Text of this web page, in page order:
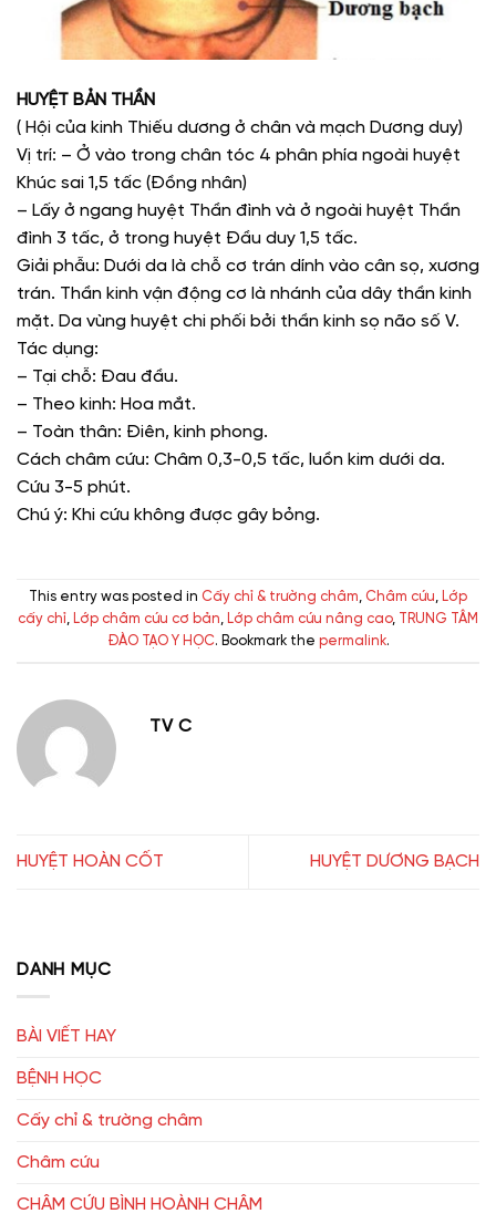
HUYỆT BẢN THẦN
( Hội của kinh Thiếu dương ở chân và mạch Dương duy)
Vị trí: – Ở vào trong chân tóc 4 phân phía ngoài huyệt
Khúc sai 1,5 tấc (Đồng nhân)
– Lấy ở ngang huyệt Thần đình và ở ngoài huyệt Thần
đình 3 tấc, ở trong huyệt Đầu duy 1,5 tấc.
Giải phẫu: Dưới da là chỗ cơ trán dính vào cân sọ, xương
trán. Thần kinh vận động cơ là nhánh của dây thần kinh
mặt. Da vùng huyệt chi phối bởi thần kinh sọ não số V.
Tác dụng:
– Tại chỗ: Đau đầu.
– Theo kinh: Hoa mắt.
– Toàn thân: Điên, kinh phong.
Cách châm cứu: Châm 0,3-0,5 tấc, luồn kim dưới da.
Cứu 3-5 phút.
Chú ý: Khi cứu không được gây bỏng.
This entry was posted in Cấy chỉ & trường châm, Châm cứu, Lớp
cấy chỉ, Lớp châm cứu cơ bản, Lớp châm cứu nâng cao,
TRUNG TÂM
ĐÀO TẠO Y HỌC. Bookmark the permalink.
TV C
HUYỆT HOÀN CỐT HUYỆT DƯƠNG BẠCH
DANH MỤC
BÀI VIẾT HAY
BỆNH HỌC
Cấy chỉ & trường châm
Châm cứu
CHÂM CỨU BÌNH HOÀNH CHÂM